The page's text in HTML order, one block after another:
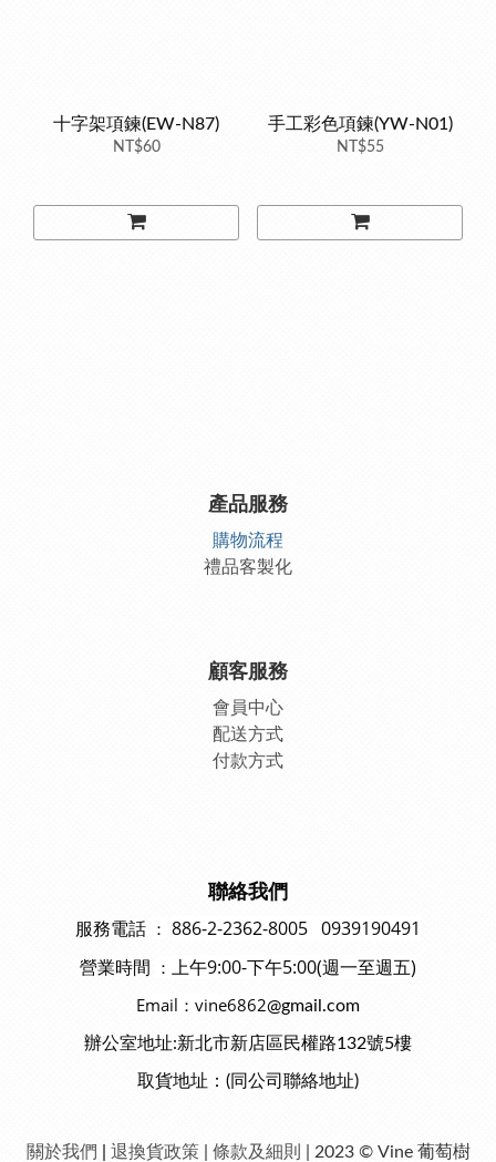
十字架項鍊(EW-N87)
NT$60
手工彩色項鍊(YW-N01)
NT$55
產品服務
購物流程
禮品客製化
顧客服務
會員中心
配送方式
付款方式
聯絡我們
服務電話 ： 886-2-2362-8005 0939190491
營業時間 ： 上午9:00-下午5:00(週一至週五)
Email：vine6862@gmail.com
辦公室地址:新北市新店區民權路132號5樓
取貨地址：(同公司聯絡地址)
關於我們 退換貨政策 條款及細則 | 2023 © Vine 葡萄樹